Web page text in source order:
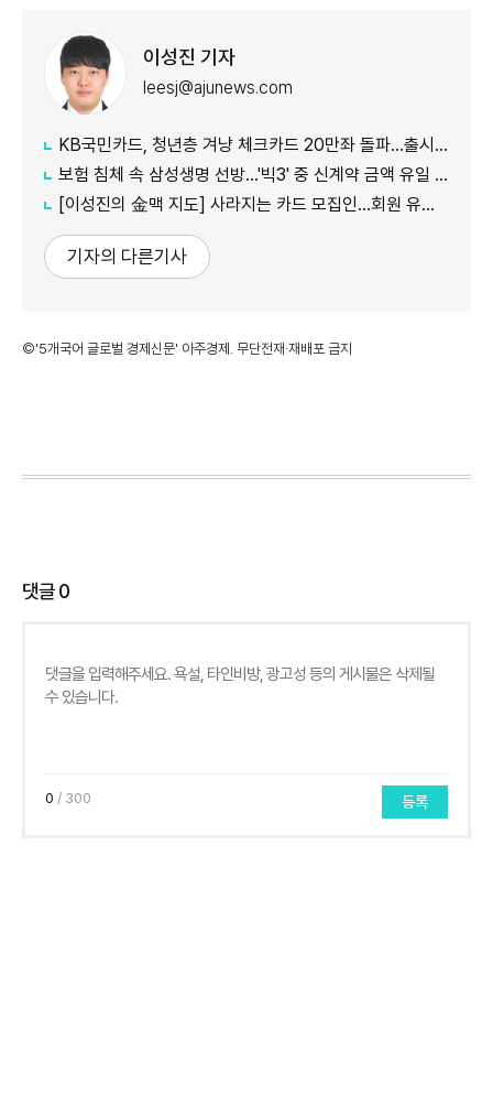
이성진 기자
leesj@ajunews.com
KB국민카드, 청년층 겨냥 체크카드 20만좌 돌파…출시 8개월만
보험 침체 속 삼성생명 선방…'빅3' 중 신계약 금액 유일 증가
[이성진의 金맥 지도] 사라지는 카드 모집인…회원 유치도 '디지털 전환'
기자의 다른기사
©'5개국어 글로벌 경제신문' 아주경제. 무단전재·재배포 금지
댓글0
0 / 300 등록